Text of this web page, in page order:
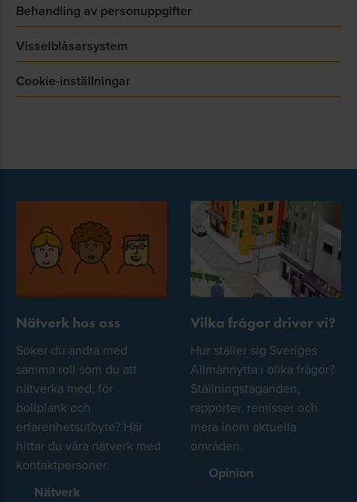
Behandling av personuppgifter
Visselblåsarsystem
Cookie-inställningar
Nätverk hos oss
Söker du andra med
samma roll som du att
nätverka med, för
bollplank och
erfarenhetsutbyte? Här
hittar du våra nätverk med
kontaktpersoner.
Nätverk
Vilka frågor driver vi?
Hur ställer sig Sveriges
Allmännytta i olika frågor?
Ställningstaganden,
rapporter, remisser och
mera inom aktuella
områden.
Opinion